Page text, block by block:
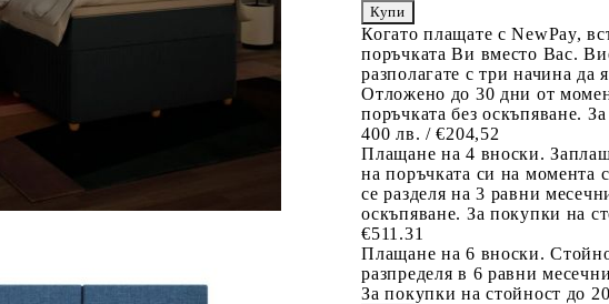
Когато плащате с NewPay,
поръчката Ви вместо Вас.
разполагате с три начина да
Отложено до 30 дни от
поръчката без оскъпяване.
400 лв. / €204,52
Плащане на 4 вноски.
на поръчката си на момента
се разделя на 3 равни
оскъпяване. За покупки на
€511.31
Плащане на 6 вноски.
разпределя в 6 равни
За покупки на стойност до